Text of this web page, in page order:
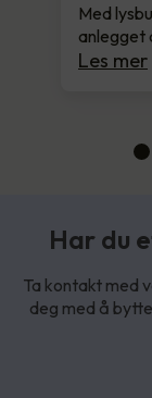
Med
anlegget
Les mer
Har du
Ta kontakt med
deg med å